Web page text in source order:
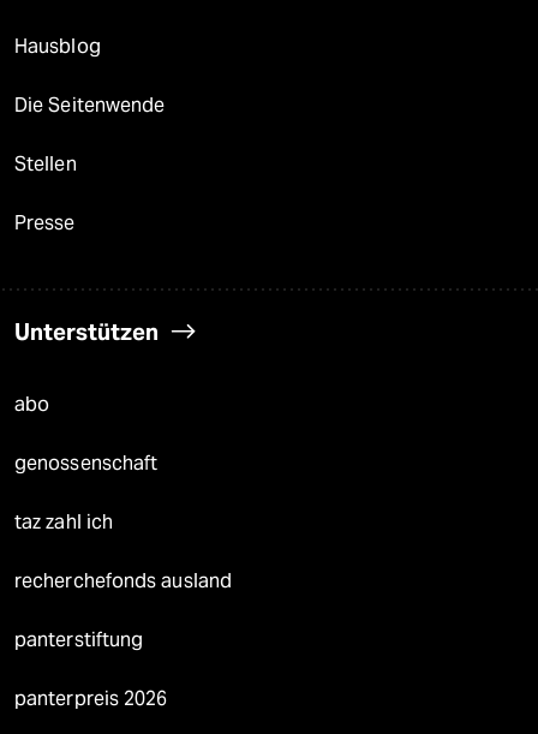
Hausblog
Die Seitenwende
Stellen
Presse
Unterstützen
abo
genossenschaft
taz zahl ich
recherchefonds ausland
panterstiftung
panterpreis 2026